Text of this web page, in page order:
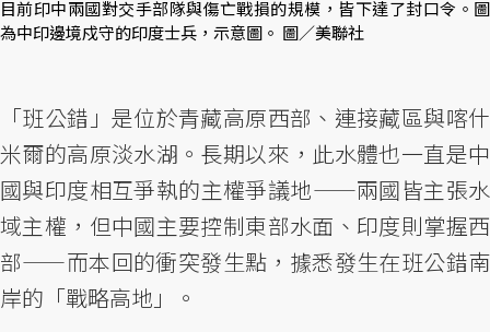
目前印中兩國對交手部隊與傷亡戰損的規模，皆下達了封口令。圖
為中印邊境戍守的印度士兵，示意圖。 圖／美聯社
「班公錯」是位於青藏高原西部、連接藏區與喀什
米爾的高原淡水湖。長期以來，此水體也一直是中
國與印度相互爭執的主權爭議地——兩國皆主張水
域主權，但中國主要控制東部水面、印度則掌握西
部——而本回的衝突發生點，據悉發生在班公錯南
岸的「戰略高地」。